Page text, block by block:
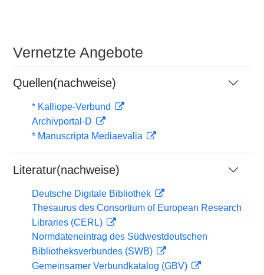
Vernetzte Angebote
Quellen(nachweise)
* Kalliope-Verbund
Archivportal-D
* Manuscripta Mediaevalia
Literatur(nachweise)
Deutsche Digitale Bibliothek
Thesaurus des Consortium of European Research
Libraries (CERL)
Normdateneintrag des Südwestdeutschen
Bibliotheksverbundes (SWB)
Gemeinsamer Verbundkatalog (GBV)